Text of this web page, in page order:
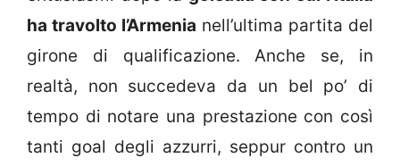
ha travolto l’Armenia nell’ultima partita del
girone di qualificazione. Anche se, in
realtà, non succedeva da un bel po’ di
tempo di notare una prestazione con così
tanti goal degli azzurri, seppur contro un